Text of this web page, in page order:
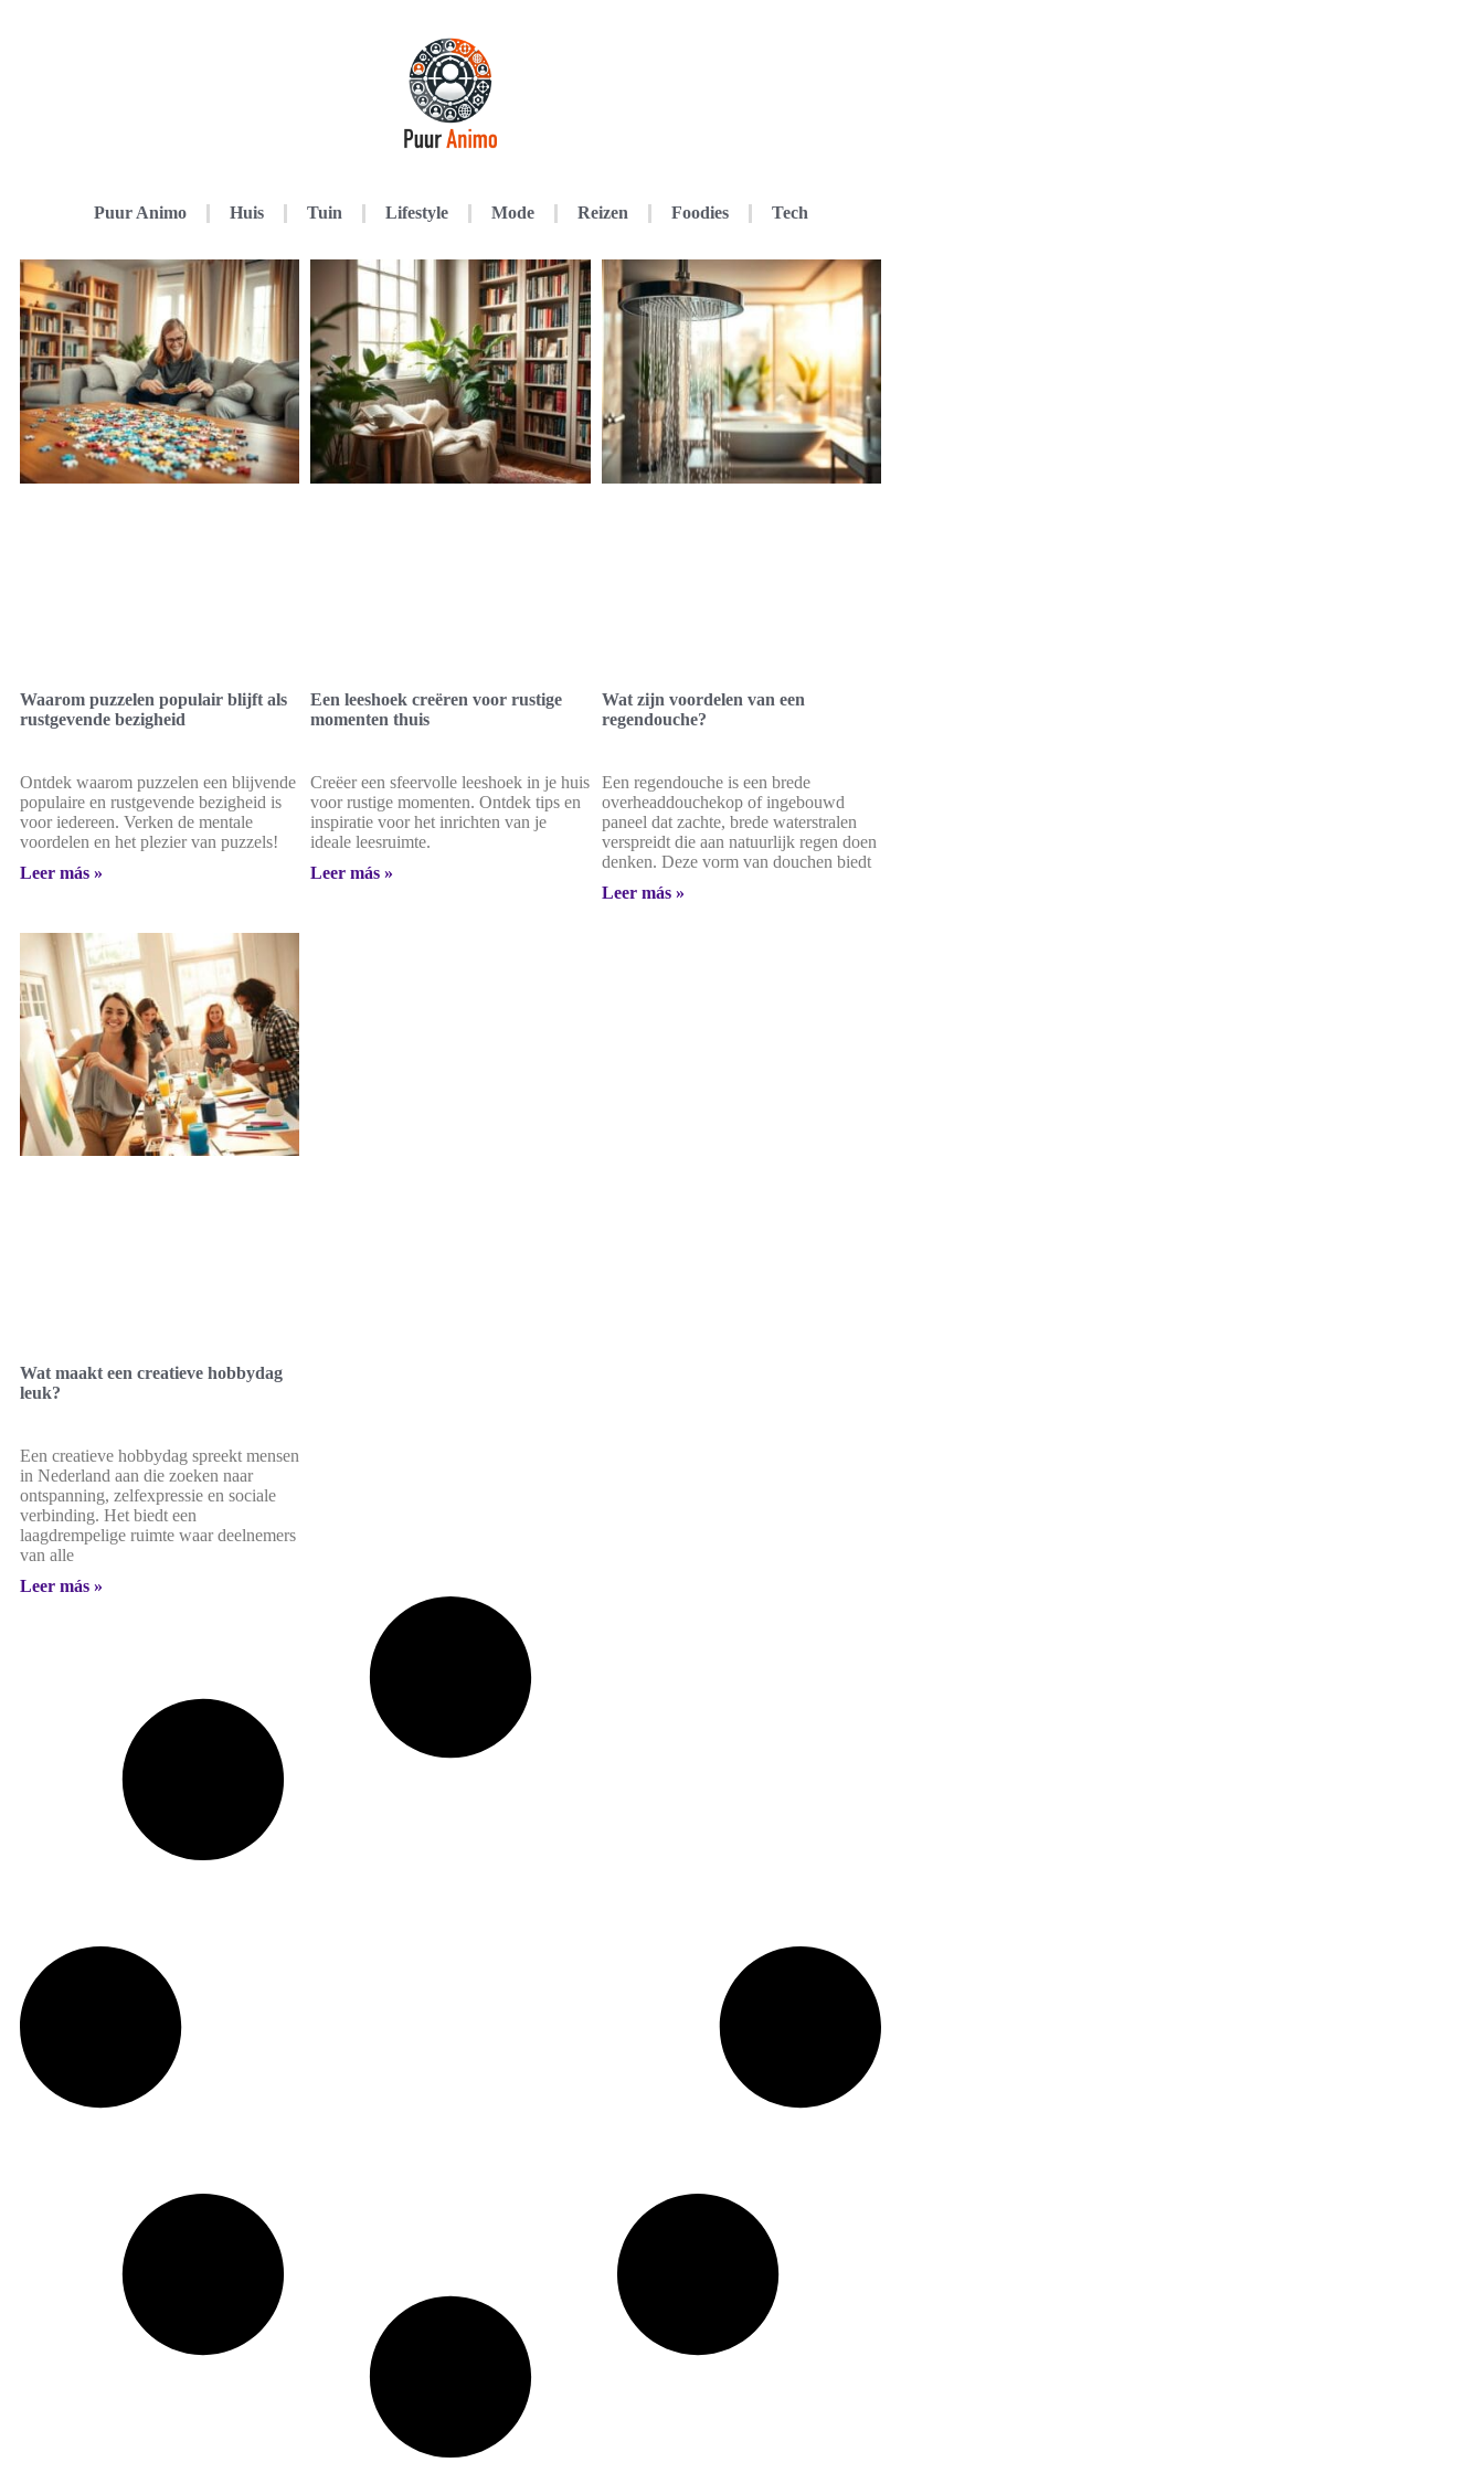
Puur Animo Huis Tuin Lifestyle Mode Reizen Foodies Tech
Waarom puzzelen populair blijft als
rustgevende bezigheid
Ontdek waarom puzzelen een blijvende
populaire en rustgevende bezigheid is
voor iedereen. Verken de mentale
voordelen en het plezier van puzzels!
Leer más »
Een leeshoek creëren voor rustige
momenten thuis
Creëer een sfeervolle leeshoek in je huis
voor rustige momenten. Ontdek tips en
inspiratie voor het inrichten van je
ideale leesruimte.
Leer más »
Wat zijn voordelen van een
regendouche?
Een regendouche is een brede
overheaddouchekop of ingebouwd
paneel dat zachte, brede waterstralen
verspreidt die aan natuurlijk regen doen
denken. Deze vorm van douchen biedt
Leer más »
Wat maakt een creatieve hobbydag
leuk?
Een creatieve hobbydag spreekt mensen
in Nederland aan die zoeken naar
ontspanning, zelfexpressie en sociale
verbinding. Het biedt een
laagdrempelige ruimte waar deelnemers
van alle
Leer más »